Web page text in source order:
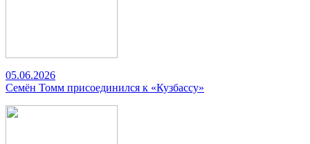
05.06.2026
Семён Томм присоединился к «Кузбассу»